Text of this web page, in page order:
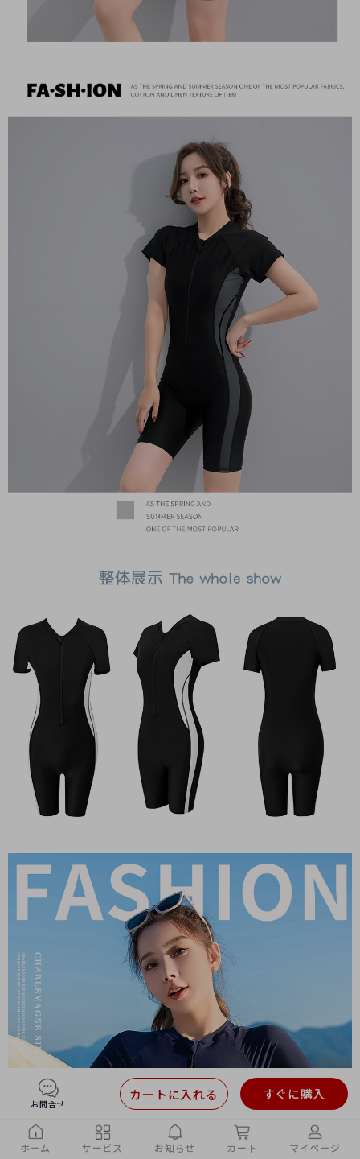
お問合せ
すぐに購入
カートに入れる
ホーム サービス お知らせ カート マイページ